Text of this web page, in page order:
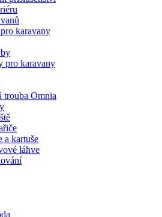
karavany
pro karavany
trouba Omnia
a kartuše
láhve